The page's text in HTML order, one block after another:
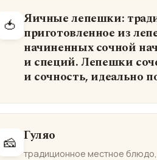
🍅 Яичные лепешки:
приготовленное из
начиненных сочной
и специй. Лепешки
и сочность, идеально
🧀 Гуляо
традиционное местное